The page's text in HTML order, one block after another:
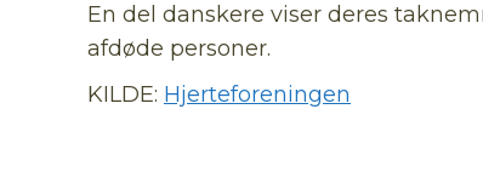
En del danskere viser deres
afdøde personer.
KILDE: Hjerteforeningen